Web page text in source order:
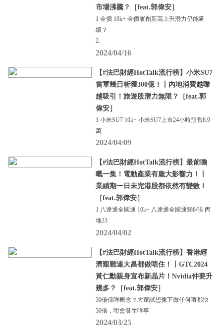
市場沸騰？［feat.郭偉安］
1 金價 10k+ 金價屢創新高上升潛力仍能延
續？
2.
2024/04/16
【#法巴財經HotTalk流行榜】小米SU7
雷軍幾日斬獲300億！丨內地消費越嚟
越吸引！旅遊股潛力無限？［feat.郭
偉安］
1 小米SU7 10k+ 小米SU7上市24小時預售8.9
萬
2024/04/09
【#法巴財經HotTalk流行榜】最前瞻
嘅一集！電動產業有龐大影響力！丨
業績期一日未完港股都依然有變數！
［feat.郭偉安］
1 八達通全國通 10k+ 八達通全國通$88/張 丙
地33
2024/04/02
【#法巴財經HotTalk流行榜】香港經
濟艱難連大昌都做唔住！丨GTC2024
黃仁勳親身宣布新晶片！Nvidia仲要升
幾多？［feat.郭偉安］
30倍係咩概念？大家試想像下做任何嘢都快
30倍，咁會發生咩事
2024/03/25